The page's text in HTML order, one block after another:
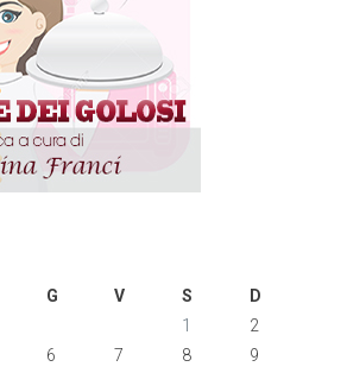
G V S
D
1
2
6 7 8
9